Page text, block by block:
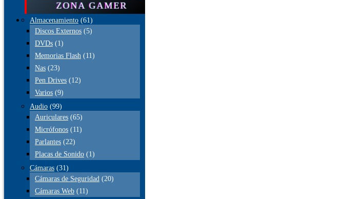
ZONA GAMER
Almacenamiento (61)
Discos Externos (5)
DVDs (1)
Memorias Flash (11)
Nas (23)
Pen Drives (12)
Varios (9)
Audio (99)
Auriculares (65)
Micrófonos (11)
Parlantes (22)
Placas de Sonido (1)
Cámaras (31)
Cámaras de Seguridad (20)
Cámaras Web (11)